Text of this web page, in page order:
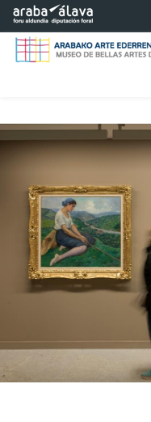
Eduki nagusira joan